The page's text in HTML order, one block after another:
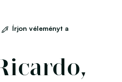
Írjon véleményt a